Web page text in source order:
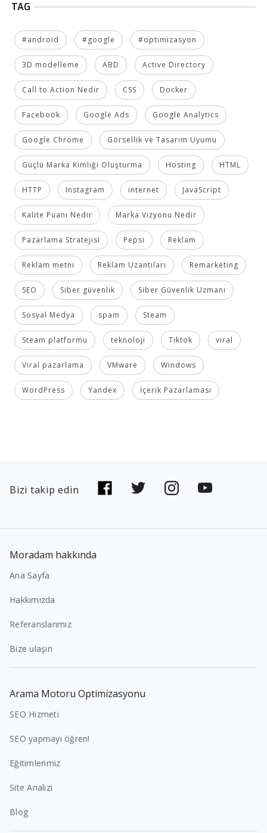
TAG
#android #google #optimizasyon
3D modelleme ABD Active Directory
Call to Action Nedir CSS Docker
Facebook Google Ads Google Analytics
Google Chrome Görsellik ve Tasarım Uyumu
Güçlü Marka Kimliği Oluşturma Hosting HTML
HTTP Instagram internet JavaScript
Kalite Puanı Nedir Marka Vizyonu Nedir
Pazarlama Stratejisi Pepsi Reklam
Reklam metni Reklam Uzantıları Remarketing
SEO Siber güvenlik Siber Güvenlik Uzmanı
Sosyal Medya spam Steam
Steam platformu teknoloji Tiktok viral
Viral pazarlama VMware Windows
WordPress Yandex İçerik Pazarlaması
Bizi takip edin
Moradam hakkında
Ana Sayfa
Hakkımızda
Referanslarımız
Bize ulaşın
Arama Motoru Optimizasyonu
SEO Hizmeti
SEO yapmayı öğren!
Eğitimlerimiz
Site Analizi
Blog